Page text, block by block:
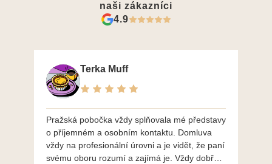
naši zákazníci
4.9
Terka Muff
Pražská pobočka vždy splňovala mé představy
o příjemném a osobním kontaktu. Domluva
vždy na profesionální úrovni a je vidět, že paní
svému oboru rozumí a zajímá je. Vždy dobře a